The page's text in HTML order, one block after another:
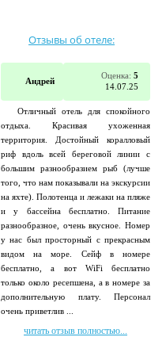
Отзывы об отеле:
Андрей
Оценка: 5
14.07.25
Отличный отель для спокойного
отдыха. Красивая ухоженная
территория. Достойный коралловый
риф вдоль всей береговой линии с
большим разнообразием рыб (лучше
того, что нам показывали на экскурсии
на яхте). Полотенца и лежаки на пляже
и у бассейна бесплатно. Питание
разнообразное, очень вкусное. Номер
у нас был просторный с прекрасным
видом на море. Сейф в номере
бесплатно, а вот WiFi бесплатно
только около ресепшена, а в номере за
дополнительную плату. Персонал
очень приветлив ...
читать отзыв полностью...